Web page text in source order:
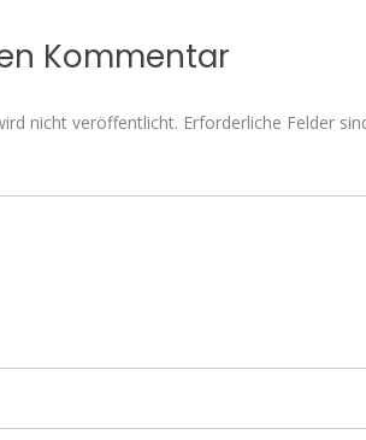
Kommentar
nicht veröffentlicht. Erforderliche Felder